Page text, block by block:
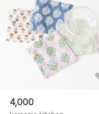
4,000